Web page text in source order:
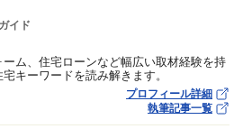
イド
ム、住宅ローンなど幅広い取材経験を持
キーワードを読み解きます。
プロフィール詳細
執筆記事一覧